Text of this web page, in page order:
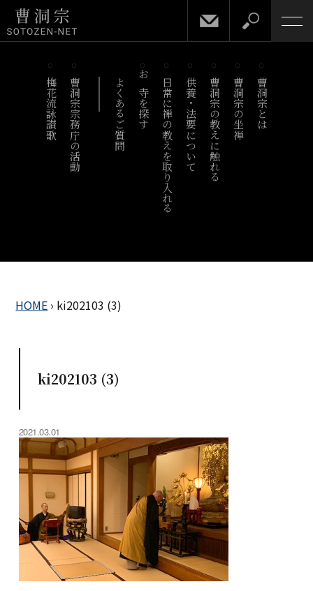
梅花流詠讃歌 曹洞宗宗務庁の活動 よくあるご質問 お寺を探す 日常に禅の教えを取り入れる供養・法要について曹洞宗の教えに触れる 曹洞宗の坐禅 曹洞宗とは
HOME › ki202103 (3)
ki202103 (3)
2021.03.01